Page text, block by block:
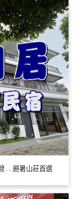
….避暑山莊首選